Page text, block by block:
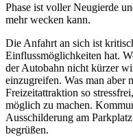
Phase ist voller Neugierde
mehr wecken kann.
Die Anfahrt an sich ist
Einflussmöglichkeiten hat.
der Autobahn nicht kürzer
einzugreifen. Was man aber
Freizeitattraktion so
möglich zu machen.
Ausschilderung am
begrüßen.